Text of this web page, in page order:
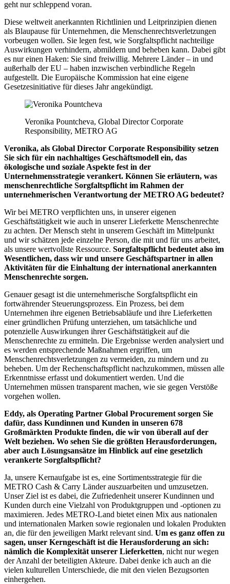
geht nur schleppend voran.
Diese weltweit anerkannten Richtlinien und Leitprinzipien dienen
als Blaupause für Unternehmen, die Menschenrechtsverletzungen
vorbeugen wollen. Sie legen fest, wie Sorgfaltspflicht nachteilige
Auswirkungen verhindern, abmildern und beheben kann. Dabei gibt
es nur einen Haken: Sie sind freiwillig. Mehrere Länder – in und
außerhalb der EU – haben inzwischen verbindliche Regeln
aufgestellt. Die Europäische Kommission hat eine eigene
Gesetzesinitiative für dieses Jahr angekündigt.
Veronika Pountcheva, Global Director Corporate
Responsibility, METRO AG
Veronika, als Global Director Corporate Responsibility setzen
Sie sich für ein nachhaltiges Geschäftsmodell ein, das
ökologische und soziale Aspekte fest in der
Unternehmensstrategie verankert. Können Sie erläutern, was
menschenrechtliche Sorgfaltspflicht im Rahmen der
unternehmerischen Verantwortung der METRO AG bedeutet?
Wir bei METRO verpflichten uns, in unserer eigenen
Geschäftstätigkeit wie auch in unserer Lieferkette Menschenrechte
zu achten. Der Mensch steht in unserem Geschäft im Mittelpunkt
und wir schätzen jede einzelne Person, die mit und für uns arbeitet,
als unsere wertvollste Ressource. Sorgfaltspflicht bedeutet also im
Wesentlichen, dass wir und unsere Geschäftspartner in allen
Aktivitäten für die Einhaltung der international anerkannten
Menschenrechte sorgen.
Genauer gesagt ist die unternehmerische Sorgfaltspflicht ein
fortwährender Steuerungsprozess. Ein Prozess, bei dem
Unternehmen ihre eigenen Betriebsabläufe und ihre Lieferketten
einer gründlichen Prüfung unterziehen, um tatsächliche und
potenzielle Auswirkungen ihrer Geschäftstätigkeit auf die
Menschenrechte zu ermitteln. Die Ergebnisse werden analysiert und
es werden entsprechende Maßnahmen ergriffen, um
Menschenrechtsverletzungen zu vermeiden, zu mindern und zu
beheben. Um der Rechenschaftspflicht nachzukommen, müssen alle
Erkenntnisse erfasst und dokumentiert werden. Und die
Unternehmen müssen transparent machen, wie sie gegen Verstöße
vorgehen wollen.
Eddy, als Operating Partner Global Procurement sorgen Sie
dafür, dass Kundinnen und Kunden in unseren 678
Großmärkten Produkte finden, die wir von überall auf der
Welt beziehen. Wo sehen Sie die größten Herausforderungen,
aber auch Lösungsansätze im Hinblick auf eine gesetzlich
verankerte Sorgfaltspflicht?
Ja, unsere Kernaufgabe ist es, eine Sortimentsstrategie für die
METRO Cash & Carry Länder auszuarbeiten und umzusetzen.
Unser Ziel ist es dabei, die Zufriedenheit unserer Kundinnen und
Kunden durch eine Vielzahl von Produktgruppen und -optionen zu
maximieren. Jedes METRO-Land bietet einen Mix aus nationalen
und internationalen Marken sowie regionalen und lokalen Produkten
an, die für den jeweiligen Markt relevant sind. Um es ganz offen zu
sagen, unser Kerngeschäft ist die Herausforderung an sich:
nämlich die Komplexität unserer Lieferketten, nicht nur wegen
der Anzahl der beteiligten Akteure. Dabei denke ich auch an die
vielen kulturellen Unterschiede, die mit den vielen Bezugsorten
einhergehen.